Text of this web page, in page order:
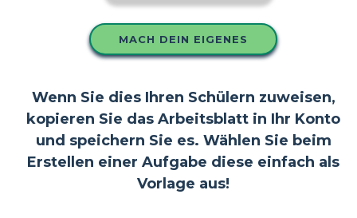
MACH DEIN EIGENES
Wenn Sie dies Ihren Schülern zuweisen,
kopieren Sie das Arbeitsblatt in Ihr Konto
und speichern Sie es. Wählen Sie beim
Erstellen einer Aufgabe diese einfach als
Vorlage aus!